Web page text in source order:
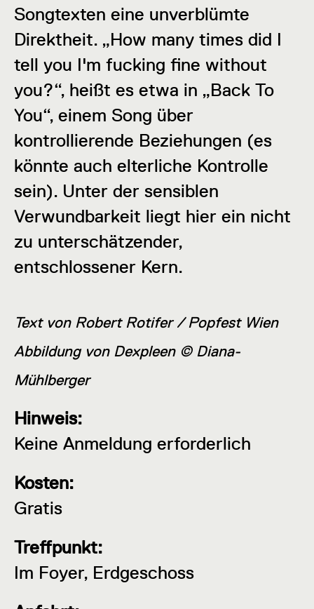
Songtexten eine unverblümte
Direktheit. „How many times did I
tell you I'm fucking fine without
you?“, heißt es etwa in „Back To
You“, einem Song über
kontrollierende Beziehungen (es
könnte auch elterliche Kontrolle
sein). Unter der sensiblen
Verwundbarkeit liegt hier ein nicht
zu unterschätzender,
entschlossener Kern.
Text von Robert Rotifer / Popfest Wien
Abbildung von Dexpleen © Diana-
Mühlberger
Hinweis:
Keine Anmeldung erforderlich
Kosten:
Gratis
Treffpunkt:
Im Foyer, Erdgeschoss